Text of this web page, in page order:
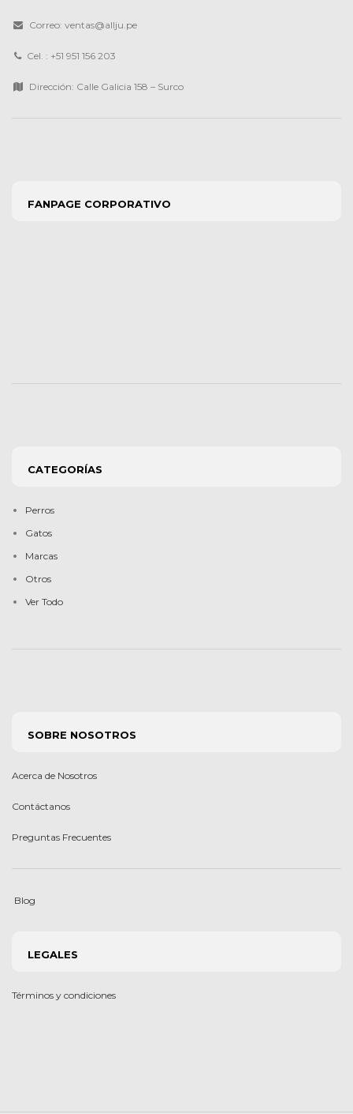
Correo: ventas@allju.pe
Cel. : +51 951 156 203
Dirección: Calle Galicia 158 – Surco
FANPAGE CORPORATIVO
CATEGORÍAS
Perros
Gatos
Marcas
Otros
Ver Todo
SOBRE NOSOTROS
Acerca de Nosotros
Contáctanos
Preguntas Frecuentes
Blog
LEGALES
Términos y condiciones